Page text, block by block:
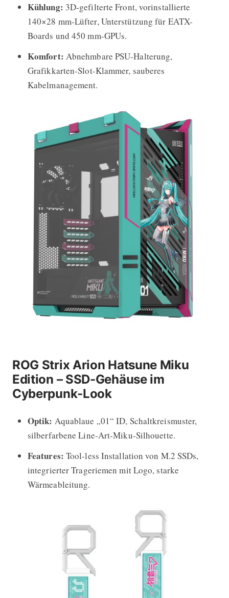
Kühlung: 3D-gefilterte Front, vorinstallierte
140×28 mm-Lüfter, Unterstützung für EATX-
Boards und 450 mm-GPUs.
Komfort: Abnehmbare PSU-Halterung,
Grafikkarten-Slot-Klammer, sauberes
Kabelmanagement.
ROG Strix Arion Hatsune Miku
Edition – SSD-Gehäuse im
Cyberpunk-Look
Optik: Aquablaue „01“ ID, Schaltkreismuster,
silberfarbene Line-Art-Miku-Silhouette.
Features: Tool-less Installation von M.2 SSDs,
integrierter Trageriemen mit Logo, starke
Wärmeableitung.